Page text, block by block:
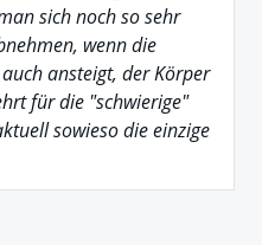
sich noch so sehr
wenn die
ansteigt, der Körper
für die "schwierige"
sowieso die einzige